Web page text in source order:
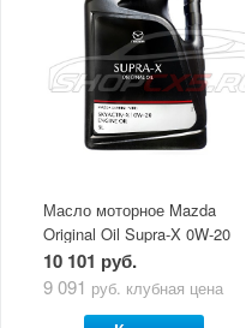
Масло моторное Mazda
Original Oil Supra-X 0W-20
(5 л)
10 101 руб.
9 091 руб. клубная цена